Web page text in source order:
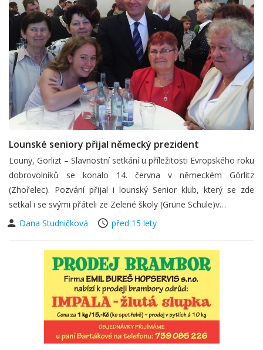
Lounské seniory přijal německý prezident
Louny, Görlizt – Slavnostní setkání u příležitosti Evropského roku
dobrovolníků se konalo 14. června v německém Görlitz
(Zhořelec). Pozvání přijal i lounský Senior klub, který se zde
setkal i se svými přáteli ze Zelené školy (Grüne Schule)v…
Dana Studničková
před 15 lety